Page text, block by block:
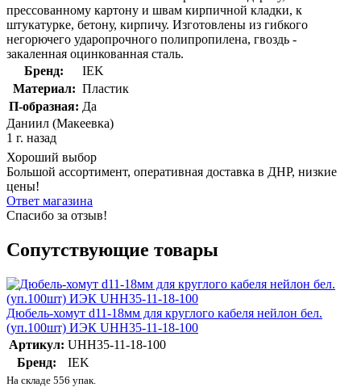
прессованному картону и швам кирпичной кладки, к
штукатурке, бетону, кирпичу. Изготовлены из гибкого
негорючего ударопрочного полипропилена, гвоздь -
закаленная оцинкованная сталь.
Бренд:
IEK
Материал: Пластик
П-образная: Да
Даниил (Макеевка)
1 г. назад
Хороший выбор
Большой ассортимент, оперативная доставка в ДНР, низкие
цены!
Ответ магазина
Спасибо за отзыв!
Сопутствующие товары
Дюбель-хомут d11-18мм для круглого кабеля нейлон бел.
(уп.100шт) ИЭК UHH35-11-18-100
Артикул: UHH35-11-18-100
Бренд:
IEK
На складе 556 упак.